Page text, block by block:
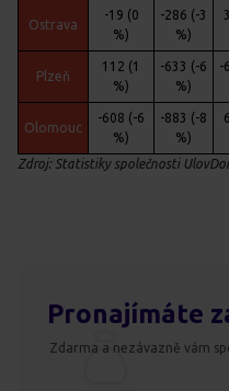
Ostrava
-19 (0
%)
-286 (-3
%)
Plzeň
112 (1
%)
-633 (-6
%)
-
Olomouc
-608 (-6
%)
-883 (-8
%)
Zdroj: Statistiky společnosti
Pronajímáte
Zdarma a nezávazně vám